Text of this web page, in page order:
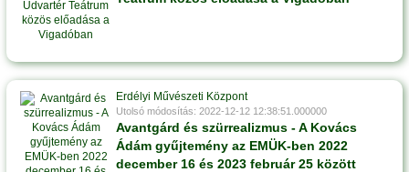
Erdélyi Művészeti Központ
Utolsó módosítás: 2022-12-12 12:38:51.000000
Avantgárd és szürrealizmus - A Kovács
Ádám gyűjtemény az EMÜK-ben 2022
december 16 és 2023 február 25 között